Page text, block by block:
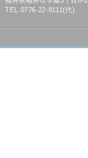
TEL.0776-22-8111(代)